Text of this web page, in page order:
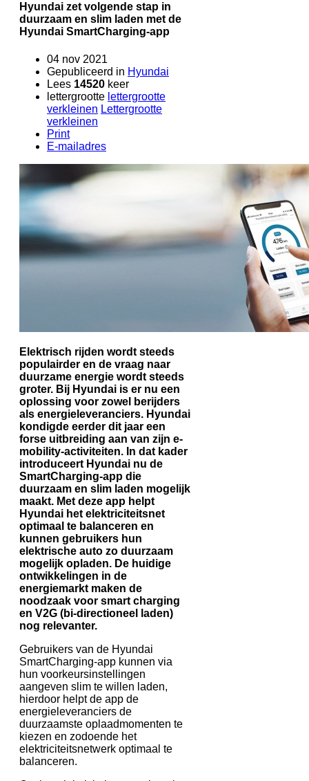
Hyundai zet volgende stap in
duurzaam en slim laden met de
Hyundai SmartCharging-app
04 nov 2021
Gepubliceerd in Hyundai
Lees 14520 keer
lettergrootte lettergrootte
verkleinen Lettergrootte
verkleinen
Print
E-mailadres
Elektrisch rijden wordt steeds
populairder en de vraag naar
duurzame energie wordt steeds
groter. Bij Hyundai is er nu een
oplossing voor zowel berijders
als energieleveranciers. Hyundai
kondigde eerder dit jaar een
forse uitbreiding aan van zijn e-
mobility-activiteiten. In dat kader
introduceert Hyundai nu de
SmartCharging-app die
duurzaam en slim laden mogelijk
maakt. Met deze app helpt
Hyundai het elektriciteitsnet
optimaal te balanceren en
kunnen gebruikers hun
elektrische auto zo duurzaam
mogelijk opladen. De huidige
ontwikkelingen in de
energiemarkt maken de
noodzaak voor smart charging
en V2G (bi-directioneel laden)
nog relevanter.
Gebruikers van de Hyundai
SmartCharging-app kunnen via
hun voorkeursinstellingen
aangeven slim te willen laden,
hierdoor helpt de app de
energieleveranciers de
duurzaamste oplaadmomenten te
kiezen en zodoende het
elektriciteitsnetwerk optimaal te
balanceren.